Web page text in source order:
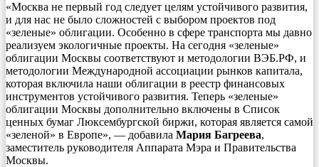
«Москва не первый год следует целям устойчивого развития,
и для нас не было сложностей с выбором проектов под
«зеленые» облигации. Особенно в сфере транспорта мы давно
реализуем экологичные проекты. На сегодня «зеленые»
облигации Москвы соответствуют и методологии ВЭБ.РФ, и
методологии Международной ассоциации рынков капитала,
которая включила наши облигации в реестр финансовых
инструментов устойчивого развития. Теперь «зеленые»
облигации Москвы дополнительно включены в Список
ценных бумаг Люксембургской биржи, которая является самой
«зеленой» в Европе», — добавила Мария Багреева,
заместитель руководителя Аппарата Мэра и Правительства
Москвы.